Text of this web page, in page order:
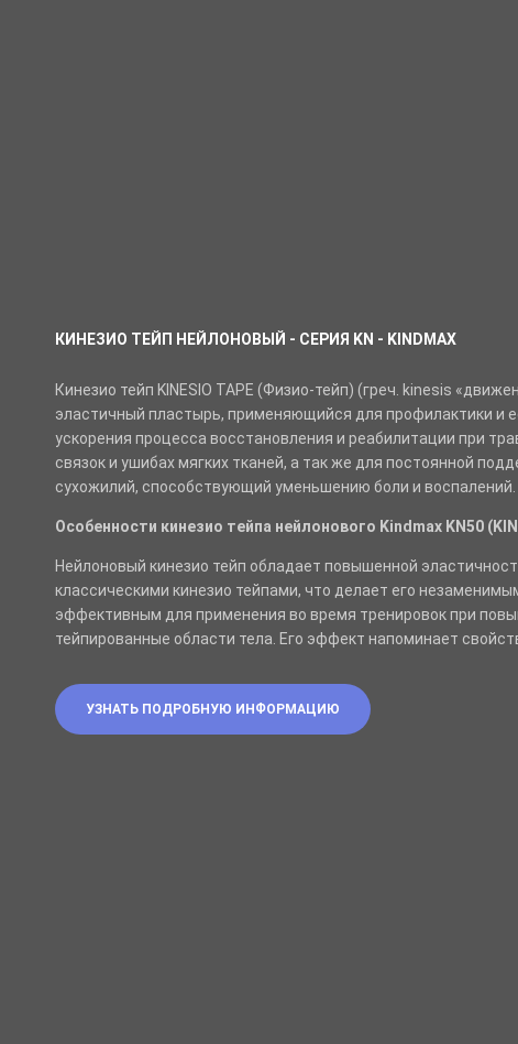
КИНЕЗИО ТЕЙП НЕЙЛОНОВЫЙ - СЕРИЯ KN - KINDMAX
Кинезио тейп KINESIO TAPE (Физио-тейп) (греч. kinesis
эластичный пластырь, применяющийся для профилактики и
ускорения процесса восстановления и реабилитации при
связок и ушибах мягких тканей, а так же для постоянной
сухожилий, способствующий уменьшению боли и воспалений.
Особенности кинезио тейпа нейлонового Kindmax KN50
Нейлоновый кинезио тейп обладает повышенной
классическими кинезио тейпами, что делает его
эффективным для применения во время тренировок при
тейпированные области тела. Его эффект напоминает
УЗНАТЬ ПОДРОБНУЮ ИНФОРМАЦИЮ